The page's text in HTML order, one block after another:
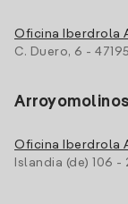
Oficina Iberdrola
C. Duero, 6 - 47195
Arroyomolinos
Oficina Iberdrola
Islandia (de) 106 -